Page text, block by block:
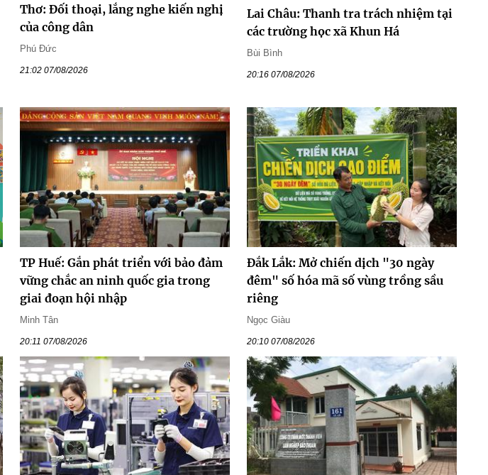
Thơ: Đối thoại, lắng nghe kiến nghị
của công dân
Phú Đức
21:02 07/08/2026
Lai Châu: Thanh tra trách nhiệm tại
các trường học xã Khun Há
Bùi Bình
20:16 07/08/2026
TP Huế: Gắn phát triển với bảo đảm
vững chắc an ninh quốc gia trong
giai đoạn hội nhập
Minh Tân
20:11 07/08/2026
Đắk Lắk: Mở chiến dịch "30 ngày
đêm" số hóa mã số vùng trồng sầu
riêng
Ngọc Giàu
20:10 07/08/2026